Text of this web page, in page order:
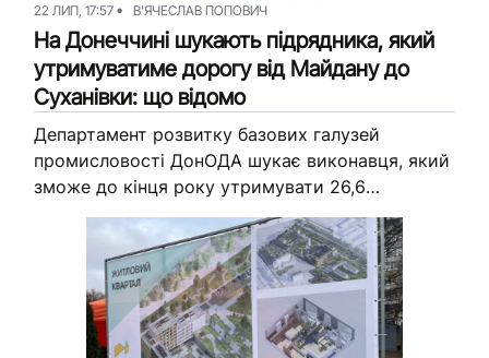
22 ЛИП, 17:57 В'ЯЧЕСЛАВ ПОПОВИЧ
На Донеччині шукають підрядника, який
утримуватиме дорогу від Майдану до
Суханівки: що відомо
Департамент розвитку базових галузей
промисловості ДонОДА шукає виконавця, який
зможе до кінця року утримувати 26,6
кілометра дороги від Майдану Черкаської
громади до Суханівки Слов’янської громади. За
ці роботи з обласного...